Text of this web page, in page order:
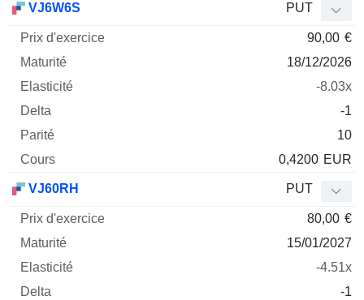
VJ6W6S PUT
90,00 €
18/12/2026
-8.03x
-1
10
0,4200 EUR
VJ60RH PUT
80,00 €
15/01/2027
-4.51x
-1